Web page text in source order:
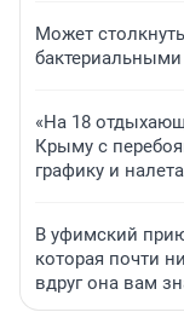
Может
«На 18
Крыму с
графику и
В уфимский
которая почти
вдруг она вам